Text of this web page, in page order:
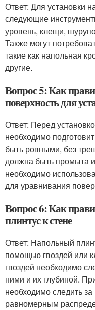
Ответ: Для установки
следующие
уровень, клещи,
Также могут
такие как напольная
другие.
Вопрос 5: Как
поверхность для
Ответ: Перед
необходимо
быть ровными, без
должна быть промыта
необходимо
для уравнивания
Вопрос 6: Как
плинтус к стене
Ответ: Напольный
помощью гвоздей или
гвоздей необходимо
ними и их глубиной.
необходимо следить
равномерным